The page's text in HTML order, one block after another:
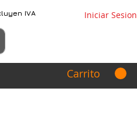
IVA Iniciar Sesion
Carrito